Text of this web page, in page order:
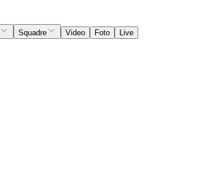
Squadre Video Foto
Live